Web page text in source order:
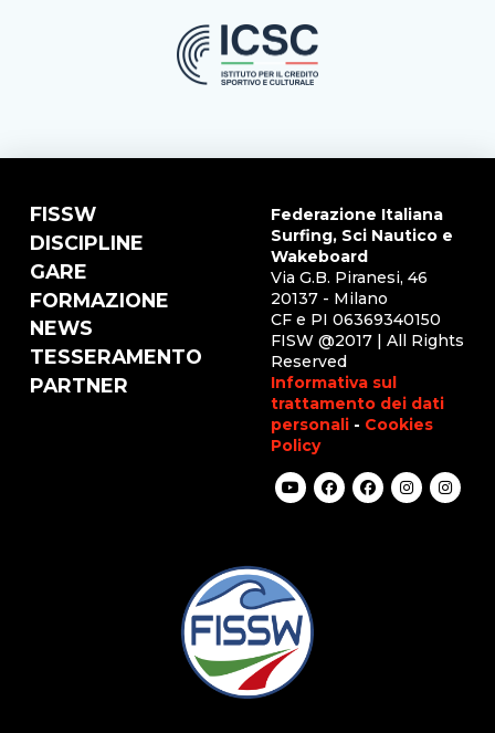
FISSW
DISCIPLINE
GARE
FORMAZIONE
NEWS
TESSERAMENTO
PARTNER
Federazione Italiana
Surfing, Sci Nautico e
Wakeboard
Via G.B. Piranesi, 46
20137 - Milano
CF e PI 06369340150
FISW @2017 | All Rights
Reserved
Informativa sul
trattamento dei dati
personali - Cookies
Policy